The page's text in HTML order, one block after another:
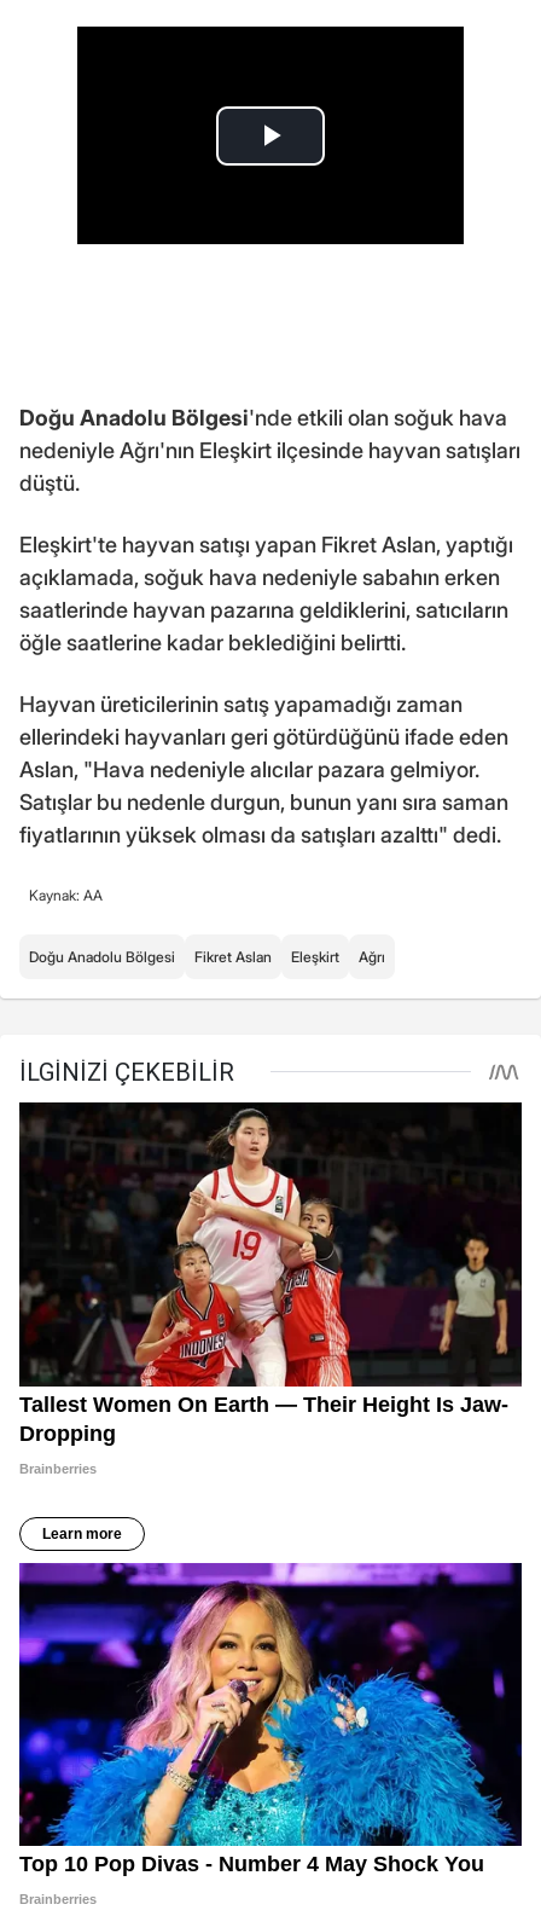
Doğu Anadolu Bölgesi'nde etkili olan soğuk hava
nedeniyle Ağrı'nın Eleşkirt ilçesinde hayvan satışları
düştü.
Eleşkirt'te hayvan satışı yapan Fikret Aslan, yaptığı
açıklamada, soğuk hava nedeniyle sabahın erken
saatlerinde hayvan pazarına geldiklerini, satıcıların
öğle saatlerine kadar beklediğini belirtti.
Hayvan üreticilerinin satış yapamadığı zaman
ellerindeki hayvanları geri götürdüğünü ifade eden
Aslan, "Hava nedeniyle alıcılar pazara gelmiyor.
Satışlar bu nedenle durgun, bunun yanı sıra saman
fiyatlarının yüksek olması da satışları azalttı" dedi.
Kaynak: AA
Doğu Anadolu Bölgesi Fikret Aslan Eleşkirt Ağrı